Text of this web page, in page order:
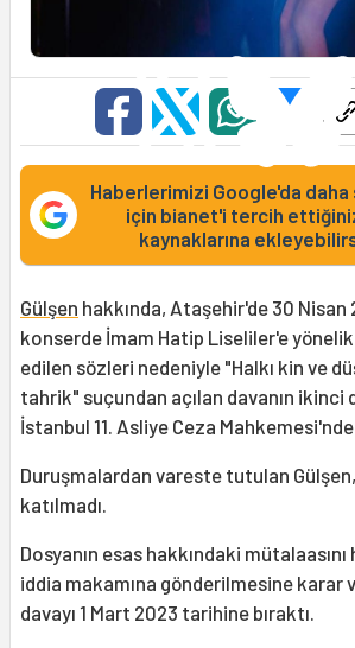
Haberlerimizi Google'da daha
için bianet'i tercih
kaynaklarına
Gülşen hakkında, Ataşehir'de 30
konserde İmam Hatip Liseliler'e
edilen sözleri nedeniyle "Halkı kin ve
tahrik" suçundan açılan davanın ikinci
İstanbul 11. Asliye Ceza
Duruşmalardan vareste tutulan
katılmadı.
Dosyanın esas hakkındaki mütalaasını
iddia makamına gönderilmesine karar
davayı 1 Mart 2023 tarihine bıraktı.